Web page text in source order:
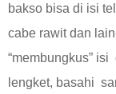
bakso bisa di isi
cabe rawit dan
“membungkus”
lengket, basahi